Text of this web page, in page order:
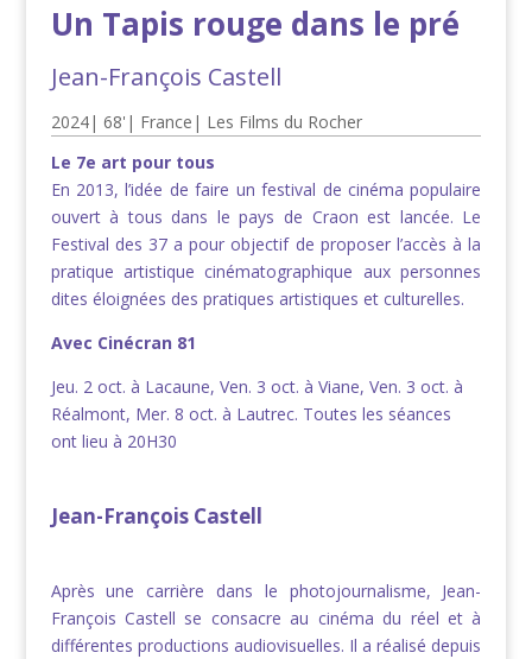
Un Tapis rouge dans le pré
Jean-François Castell
2024| 68' | France | Les Films du Rocher
Le 7e art pour tous
En 2013, l’idée de faire un festival de cinéma populaire
ouvert à tous dans le pays de Craon est lancée. Le
Festival des 37 a pour objectif de proposer l’accès à la
pratique artistique cinématographique aux personnes
dites éloignées des pratiques artistiques et culturelles.
Avec Cinécran 81
Jeu. 2 oct. à Lacaune, Ven. 3 oct. à Viane, Ven. 3 oct. à
Réalmont, Mer. 8 oct. à Lautrec. Toutes les séances
ont lieu à 20H30
Jean-François Castell
Après une carrière dans le photojournalisme, Jean-
François Castell se consacre au cinéma du réel et à
différentes productions audiovisuelles. Il a réalisé depuis